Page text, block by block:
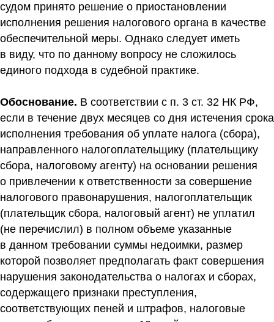
судом принято решение о приостановлении
исполнения решения налогового органа в качестве
обеспечительной меры. Однако следует иметь
в виду, что по данному вопросу не сложилось
единого подхода в судебной практике.
Обоснование. В соответствии с п. 3 ст. 32 НК РФ,
если в течение двух месяцев со дня истечения срока
исполнения требования об уплате налога (сбора),
направленного налогоплательщику (плательщику
сбора, налоговому агенту) на основании решения
о привлечении к ответственности за совершение
налогового правонарушения, налогоплательщик
(плательщик сбора, налоговый агент) не уплатил
(не перечислил) в полном объеме указанные
в данном требовании суммы недоимки, размер
которой позволяет предполагать факт совершения
нарушения законодательства о налогах и сборах,
содержащего признаки преступления,
соответствующих пеней и штрафов, налоговые